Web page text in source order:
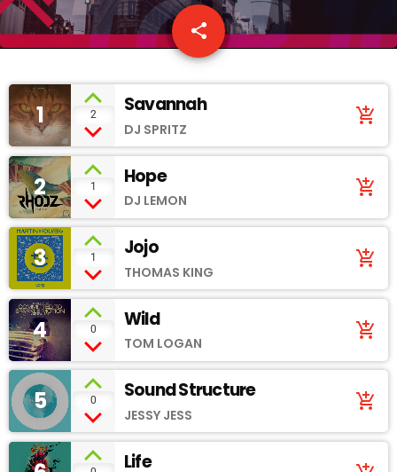
share
email
1 2 Savannah
DJ SPRITZ
add_shopping_cart
2 1 Hope
DJ LEMON
add_shopping_cart
3 1 Jojo
THOMAS KING
add_shopping_cart
4 0 Wild
TOM LOGAN
add_shopping_cart
5 0 Sound Structure
JESSY JESS
add_shopping_cart
Life